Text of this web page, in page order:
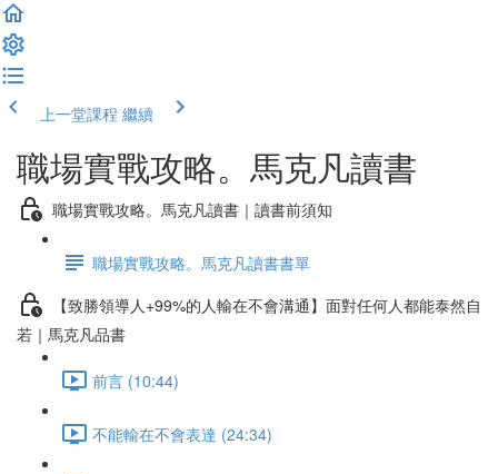
上一堂課程 繼續
職場實戰攻略。馬克凡讀書
職場實戰攻略。馬克凡讀書｜讀書前須知
職場實戰攻略。馬克凡讀書書單
【致勝領導人+99%的人輸在不會溝通】面對任何人都能泰然自
若｜馬克凡品書
前言 (10:44)
不能輸在不會表達 (24:34)